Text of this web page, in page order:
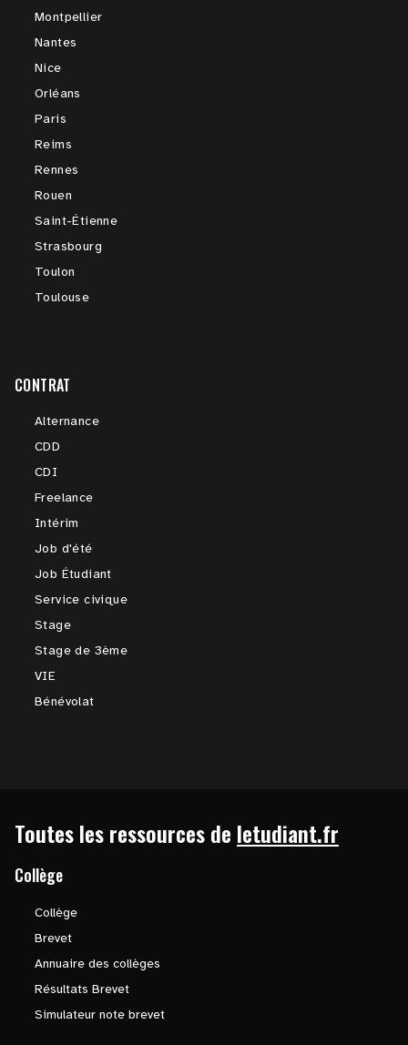
Montpellier
Nantes
Nice
Orléans
Paris
Reims
Rennes
Rouen
Saint-Étienne
Strasbourg
Toulon
Toulouse
CONTRAT
Alternance
CDD
CDI
Freelance
Intérim
Job d'été
Job Étudiant
Service civique
Stage
Stage de 3ème
VIE
Bénévolat
Toutes les ressources de letudiant.fr
Collège
Collège
Brevet
Annuaire des collèges
Résultats Brevet
Simulateur note brevet